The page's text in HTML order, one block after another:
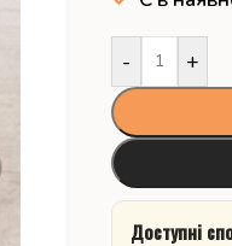
- +
Доступні